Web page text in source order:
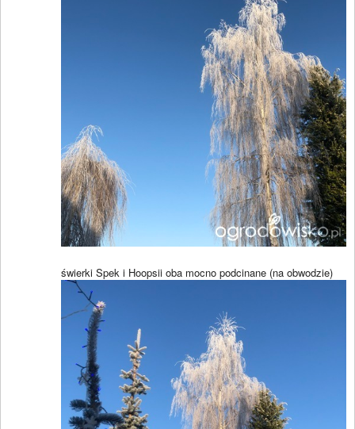
świerki Spek i Hoopsii oba mocno podcinane (na obwodzie)